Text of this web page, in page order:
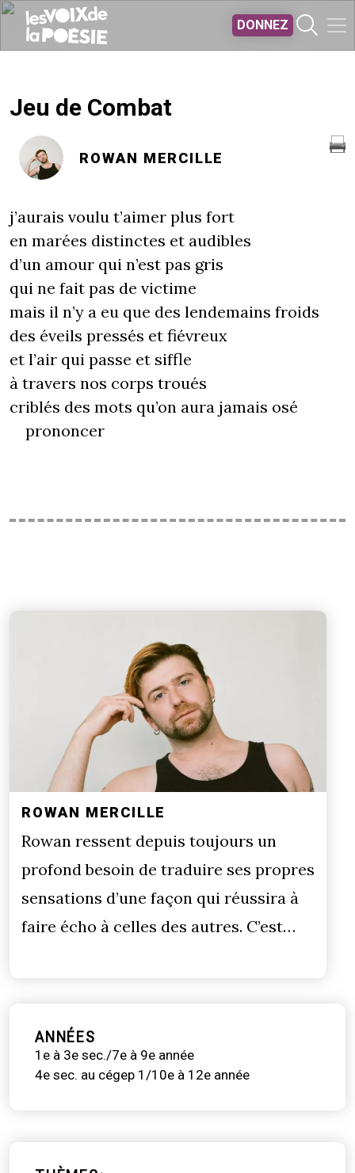
DONNEZ
Jeu de Combat
ROWAN MERCILLE
j’aurais voulu t’aimer plus fort
en marées distinctes et audibles
d’un amour qui n’est pas gris
qui ne fait pas de victime
mais il n’y a eu que des lendemains froids
des éveils pressés et fiévreux
et l’air qui passe et siffle
à travers nos corps troués
criblés des mots qu’on aura jamais osé
prononcer
ROWAN MERCILLE
Rowan ressent depuis toujours un
profond besoin de traduire ses propres
sensations d’une façon qui réussira à
faire écho à celles des autres. C’est…
ANNÉES
1e à 3e sec./7e à 9e année
4e sec. au cégep 1/10e à 12e année